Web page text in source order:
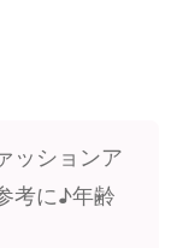
ッションア
考に♪年齢